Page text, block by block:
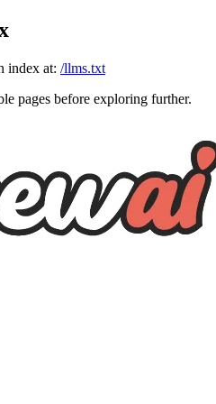
index at: /llms.txt
pages before exploring further.